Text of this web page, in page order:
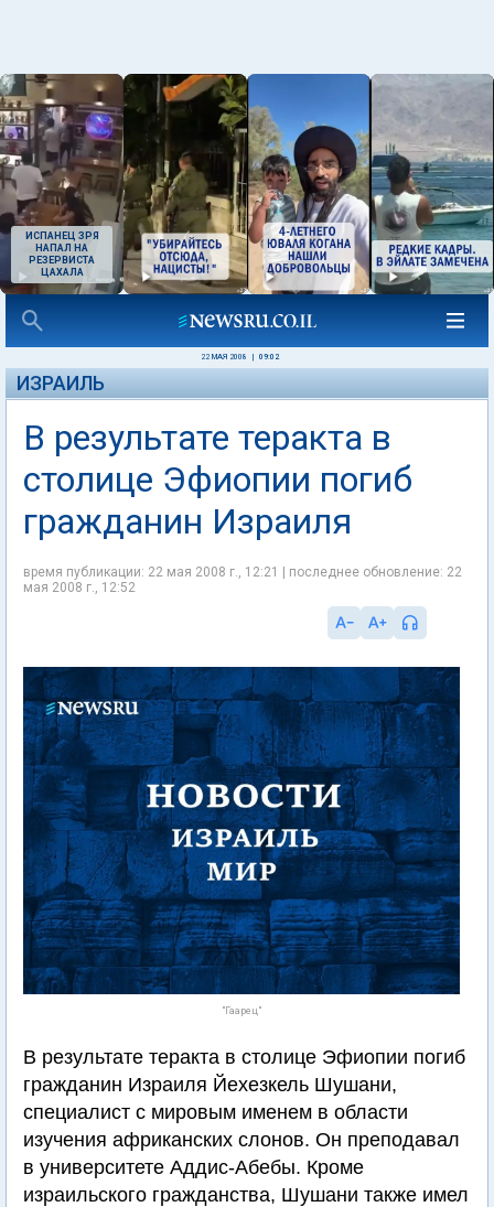
ИСПАНЕЦ ЗРЯ
НАПАЛ НА
РЕЗЕРВИСТА
ЦАХАЛА
22 МАЯ 2008 09:02
ИЗРАИЛЬ
В результате теракта в
столице Эфиопии погиб
гражданин Израиля
время публикации: 22 мая 2008 г., 12:21 | последнее обновление: 22
мая 2008 г., 12:52
"Гаарец"
В результате теракта в столице Эфиопии погиб
гражданин Израиля Йехезкель Шушани,
специалист с мировым именем в области
изучения африканских слонов. Он преподавал
в университете Аддис-Абебы. Кроме
израильского гражданства, Шушани также имел